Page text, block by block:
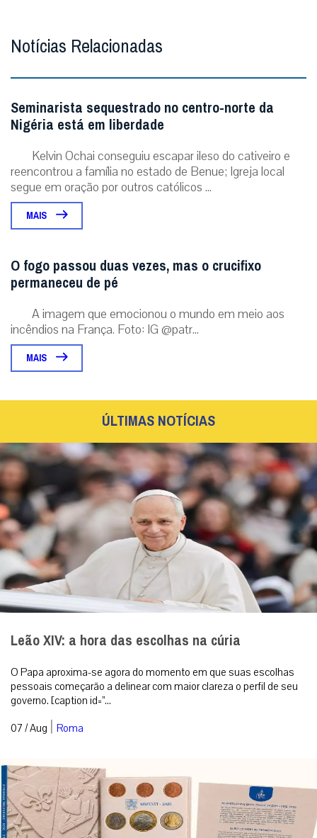
Notícias Relacionadas
Seminarista sequestrado no centro-norte da
Nigéria está em liberdade
Kelvin Ochai conseguiu escapar ileso do cativeiro e
reencontrou a família no estado de Benue; Igreja local
segue em oração por outros católicos ...
MAIS
O fogo passou duas vezes, mas o crucifixo
permaneceu de pé
A imagem que emocionou o mundo em meio aos
incêndios na França. Foto: IG @patr...
MAIS
ÚLTIMAS NOTÍCIAS
Leão XIV: a hora das escolhas na cúria
O Papa aproxima-se agora do momento em que suas escolhas
pessoais começarão a delinear com maior clareza o perfil de seu
governo. [caption id=”...
07 / Aug | Roma